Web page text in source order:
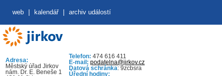
web kalendář archiv událostí
Adresa:
Městský úřad Jirkov
nám. Dr. E. Beneše 1
Telefon: 474 616 411
E-mail: podatelna@jirkov.cz
Datová schránka: 9zcbsra
Úřední hodiny: